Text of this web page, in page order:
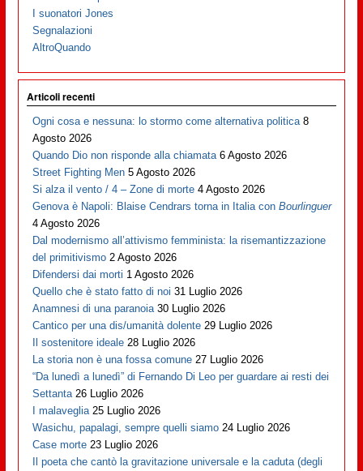
I suonatori Jones
Segnalazioni
AltroQuando
Articoli recenti
Ogni cosa e nessuna: lo stormo come alternativa politica 8
Agosto 2026
Quando Dio non risponde alla chiamata 6 Agosto 2026
Street Fighting Men 5 Agosto 2026
Si alza il vento / 4 – Zone di morte 4 Agosto 2026
Genova è Napoli: Blaise Cendrars torna in Italia conBourlinguer
4 Agosto 2026
Dal modernismo all’attivismo femminista: la risemantizzazione
del primitivismo 2 Agosto 2026
Difendersi dai morti 1 Agosto 2026
Quello che è stato fatto di noi 31 Luglio 2026
Anamnesi di una paranoia 30 Luglio 2026
Cantico per una dis/umanità dolente 29 Luglio 2026
Il sostenitore ideale 28 Luglio 2026
La storia non è una fossa comune 27 Luglio 2026
“Da lunedì a lunedì” di Fernando Di Leo per guardare ai resti dei
Settanta 26 Luglio 2026
I malaveglia 25 Luglio 2026
Wasichu, papalagi, sempre quelli siamo 24 Luglio 2026
Case morte 23 Luglio 2026
Il poeta che cantò la gravitazione universale e la caduta (degli